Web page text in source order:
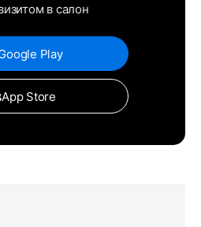
в салон
Play
App Store